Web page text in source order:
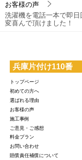
お客様の声
洗濯機を電話一本で即
変喜んで頂けました！
兵庫片付け110番
トップページ
初めての方へ
選ばれる理由
お客様の声
施工事例
ご意見・ご感想
料金プラン
お問い合わせ
賠償責任補償について